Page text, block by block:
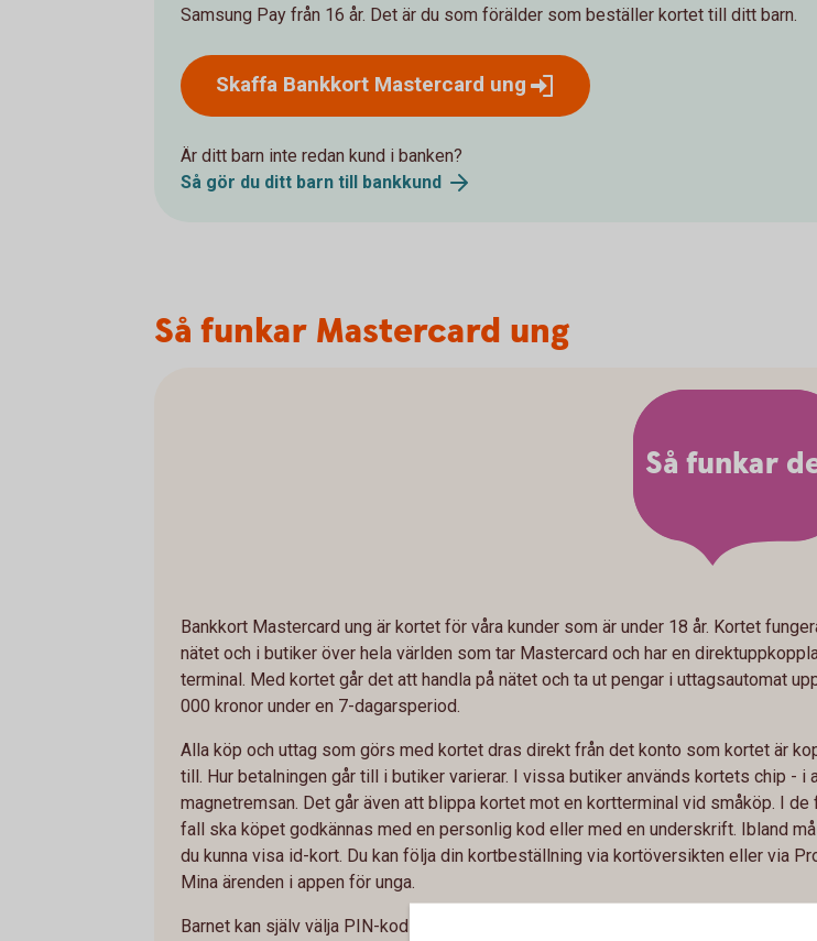
Samsung Pay från 16 år. Det är du som förälder som beställer kortet till ditt barn.
Skaffa Bankkort Mastercard ung
Är ditt barn inte redan kund i banken?
Så gör du ditt barn till bankkund
Så funkar Mastercard ung
Så funkar
Bankkort Mastercard ung är kortet för våra kunder som är under 18 år. Kortet
nätet och i butiker över hela världen som tar Mastercard och har en
terminal. Med kortet går det att handla på nätet och ta ut pengar i uttagsautomat
000 kronor under en 7-dagarsperiod.
Alla köp och uttag som görs med kortet dras direkt från det konto som kortet är
till. Hur betalningen går till i butiker varierar. I vissa butiker används kortets chip - i
magnetremsan. Det går även att blippa kortet mot en kortterminal vid småköp. I de
fall ska köpet godkännas med en personlig kod eller med en underskrift. Ibland
du kunna visa id-kort. Du kan följa din kortbeställning via kortöversikten eller via
Mina ärenden i appen för unga.
Barnet kan själv välja PIN-kod till kortet i appen när kortet beställts. Är du över 18 år